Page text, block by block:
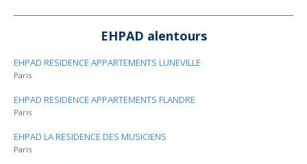
EHPAD alentours
EHPAD RESIDENCE APPARTEMENTS LUNEVILLE
Paris
EHPAD RESIDENCE APPARTEMENTS FLANDRE
Paris
EHPAD LA RESIDENCE DES MUSICIENS
Paris